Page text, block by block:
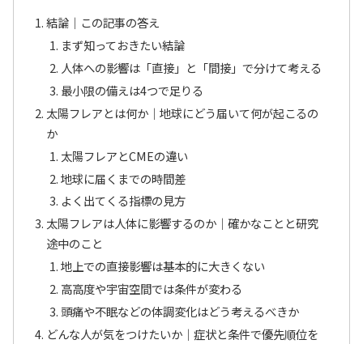
結論｜この記事の答え
まず知っておきたい結論
人体への影響は「直接」と「間接」で分けて考える
最小限の備えは4つで足りる
太陽フレアとは何か｜地球にどう届いて何が起こるの
か
太陽フレアとCMEの違い
地球に届くまでの時間差
よく出てくる指標の見方
太陽フレアは人体に影響するのか｜確かなことと研究
途中のこと
地上での直接影響は基本的に大きくない
高高度や宇宙空間では条件が変わる
頭痛や不眠などの体調変化はどう考えるべきか
どんな人が気をつけたいか｜症状と条件で優先順位を